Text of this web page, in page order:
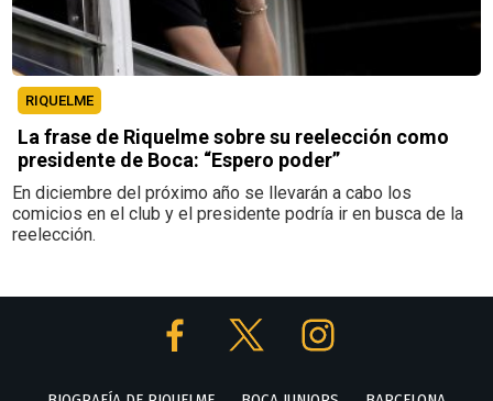
RIQUELME
La frase de Riquelme sobre su reelección como
presidente de Boca: “Espero poder”
En diciembre del próximo año se llevarán a cabo los
comicios en el club y el presidente podría ir en busca de la
reelección.